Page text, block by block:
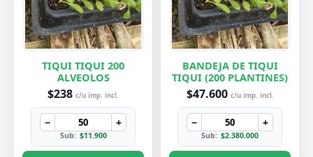
TIQUI TIQUI 200
ALVEOLOS
$238 c/u imp. incl.
− +
Sub: $11.900
BANDEJA DE TIQUI
TIQUI (200 PLANTINES)
$47.600 c/u imp. incl.
− +
Sub: $2.380.000